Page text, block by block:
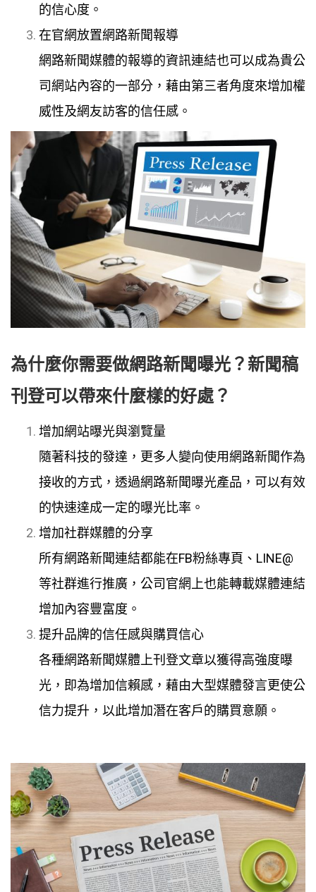
的信心度。
在官網放置網路新聞報導
網路新聞媒體的報導的資訊連結也可以成為貴公
司網站內容的一部分，藉由第三者角度來增加權
威性及網友訪客的信任感。
為什麼你需要做網路新聞曝光？新聞稿
刊登可以帶來什麼樣的好處？
增加網站曝光與瀏覽量
隨著科技的發達，更多人變向使用網路新聞作為
接收的方式，透過網路新聞曝光產品，可以有效
的快速達成一定的曝光比率。
增加社群媒體的分享
所有網路新聞連結都能在FB粉絲專頁、LINE@
等社群進行推廣，公司官網上也能轉載媒體連結
增加內容豐富度。
提升品牌的信任感與購買信心
各種網路新聞媒體上刊登文章以獲得高強度曝
光，即為增加信賴感，藉由大型媒體發言更使公
信力提升，以此增加潛在客戶的購買意願。